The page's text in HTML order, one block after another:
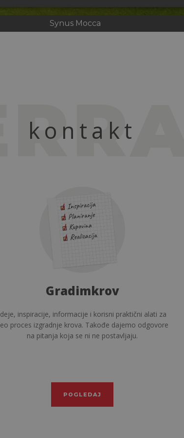
Synus Mocca
kontakt
praktični alati za
odgovore
Naši terenski
Imate pitanja? Potražite terenske
koji čekaju vaša pitanja